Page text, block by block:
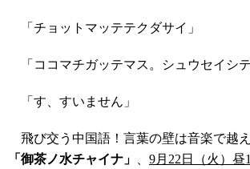
「チョットマッテテクダサイ」
「ココマチガッテマス。シュウセイシテ
「す、すいません」
飛び交う中国語！言葉の壁は音楽で越
「御茶ノ水チャイナ」
9月22日（火）昼